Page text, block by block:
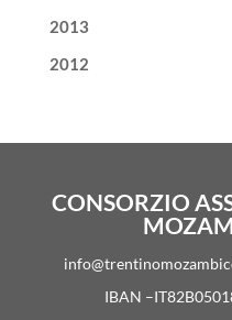
2013
2012
CONSORZIO
IBAN